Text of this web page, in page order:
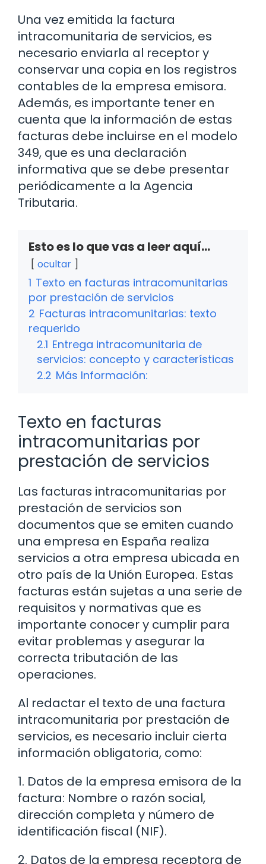
Una vez emitida la factura
intracomunitaria de servicios, es
necesario enviarla al receptor y
conservar una copia en los registros
contables de la empresa emisora.
Además, es importante tener en
cuenta que la información de estas
facturas debe incluirse en el modelo
349, que es una declaración
informativa que se debe presentar
periódicamente a la Agencia
Tributaria.
Esto es lo que vas a leer aquí...
ocultar
1 Texto en facturas intracomunitarias
por prestación de servicios
2 Facturas intracomunitarias: texto
requerido
2.1 Entrega intracomunitaria de
servicios: concepto y características
2.2 Más Información:
Texto en facturas
intracomunitarias por
prestación de servicios
Las facturas intracomunitarias por
prestación de servicios son
documentos que se emiten cuando
una empresa en España realiza
servicios a otra empresa ubicada en
otro país de la Unión Europea. Estas
facturas están sujetas a una serie de
requisitos y normativas que es
importante conocer y cumplir para
evitar problemas y asegurar la
correcta tributación de las
operaciones.
Al redactar el texto de una factura
intracomunitaria por prestación de
servicios, es necesario incluir cierta
información obligatoria, como:
1. Datos de la empresa emisora de la
factura: Nombre o razón social,
dirección completa y número de
identificación fiscal (NIF).
2. Datos de la empresa receptora de